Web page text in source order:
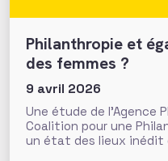
Philanthropie et
des femmes ?
9 avril 2026
Une étude de l’Agence
Coalition pour une
un état des lieux inédit